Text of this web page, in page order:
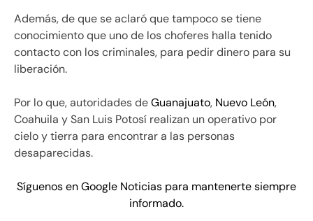
Además, de que se aclaró que tampoco se tiene
conocimiento que uno de los choferes halla tenido
contacto con los criminales, para pedir dinero para su
liberación.
Por lo que, autoridades deGuanajuato, Nuevo León,
Coahuila y San Luis Potosí realizan un operativo por
cielo y tierra para encontrar a las personas
desaparecidas.
Síguenos en Google Noticias para mantenerte siempre
informado.